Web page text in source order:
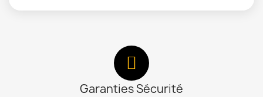
Garanties Sécurité